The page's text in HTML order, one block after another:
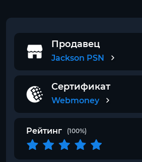
Продавец
Jackson PSN
Сертификат
Webmoney
Рейтинг (100%)